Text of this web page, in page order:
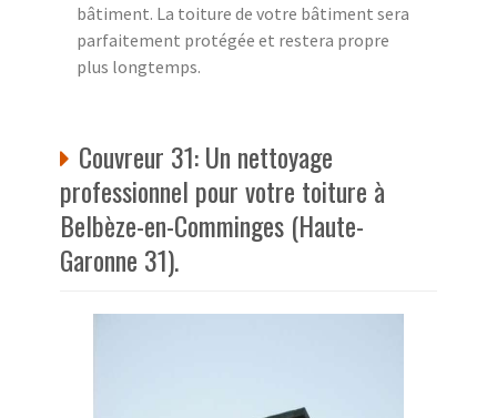
bâtiment. La toiture de votre bâtiment sera
parfaitement protégée et restera propre
plus longtemps.
Couvreur 31: Un nettoyage
professionnel pour votre toiture à
Belbèze-en-Comminges (Haute-
Garonne 31).